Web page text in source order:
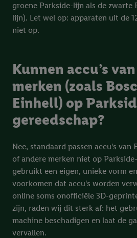
groene Parkside-lijn als de zwarte
lijn). Let wel op: apparaten uit de
niet op.
Kunnen accu’s
merken (zoals
Einhell) op
gereedschap?
Nee, standaard passen accu's van
of andere merken niet op
gebruikt een eigen, unieke vorm
voorkomen dat accu's worden
online soms onofficiële 3D-
zijn, raden wij dit sterk af: het
machine beschadigen en laat de
vervallen.